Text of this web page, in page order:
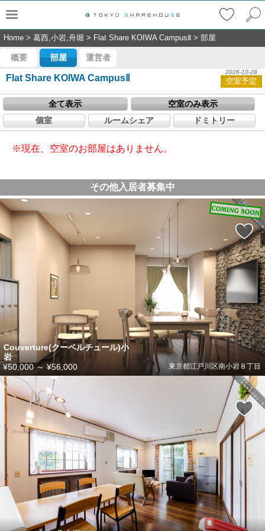
Home > 葛西,小岩,舟堀 > Flat Share KOIWA CampusⅡ > 部屋
概要 部屋 運営者
Flat Share KOIWA CampusⅡ
2026-10-28
空室予定
全て表示
空室のみ表示
個室
ルームシェア ドミトリー
※現在、空室のお部屋はありません。
その他入居者募集中
Couverture(クーベルチュール)小
岩
東京都江戸川区南小岩８丁目
¥50,000～ ¥56,000